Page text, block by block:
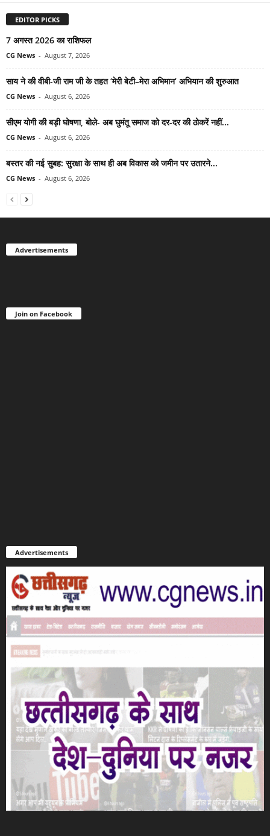
EDITOR PICKS
7 अगस्त 2026 का राशिफल
CG News - August 7, 2026
साय ने की वीबी-जी राम जी के तहत ‘मेरी बेटी–मेरा अभिमान’ अभियान की शुरुआत
CG News - August 6, 2026
सीएम योगी की बड़ी घोषणा, बोले- अब घुमंतू समाज को दर-दर की ठोकरें नहीं...
CG News - August 6, 2026
बस्तर की नई सुबह: सुरक्षा के साथ ही अब विकास को जमीन पर उतारने...
CG News - August 6, 2026
Advertisements
Join on Facebook
Advertisements